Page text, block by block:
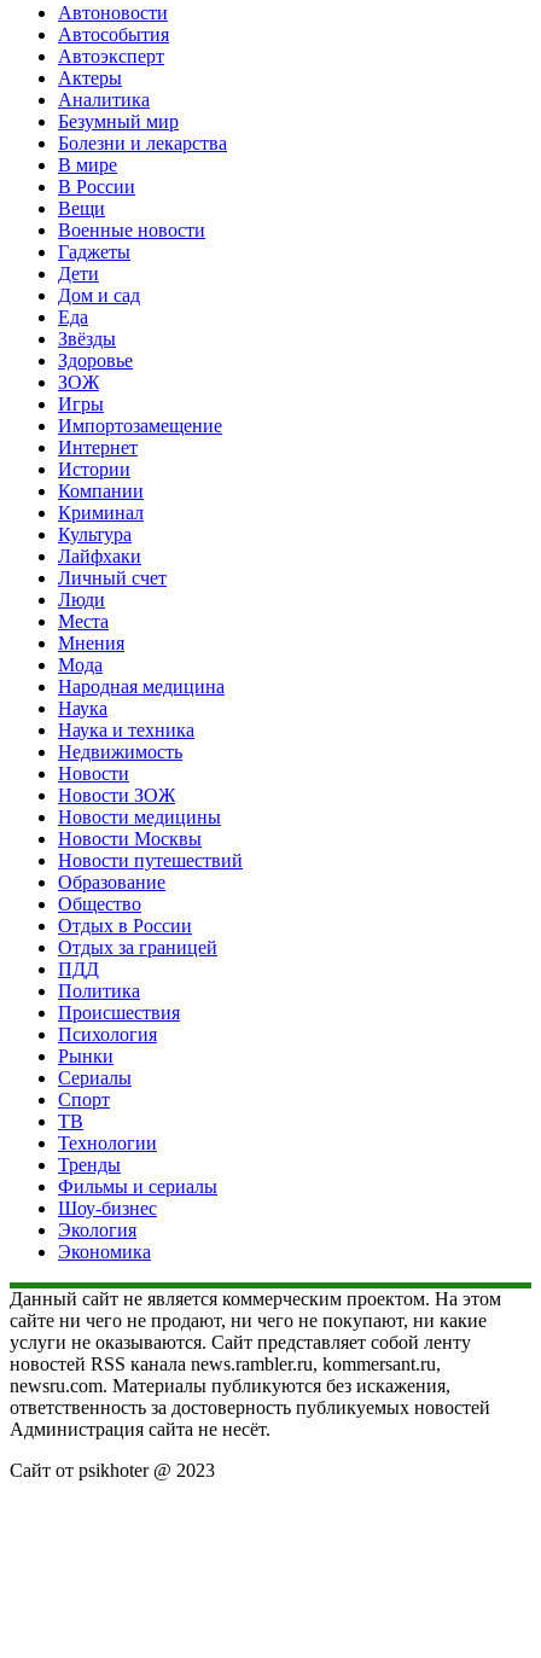
Автоновости
Автособытия
Автоэксперт
Актеры
Аналитика
Безумный мир
Болезни и лекарства
В мире
В России
Вещи
Военные новости
Гаджеты
Дети
Дом и сад
Еда
Звёзды
Здоровье
ЗОЖ
Игры
Импортозамещение
Интернет
Истории
Компании
Криминал
Культура
Лайфхаки
Личный счет
Люди
Места
Мнения
Мода
Народная медицина
Наука
Наука и техника
Недвижимость
Новости
Новости ЗОЖ
Новости медицины
Новости Москвы
Новости путешествий
Образование
Общество
Отдых в России
Отдых за границей
ПДД
Политика
Происшествия
Психология
Рынки
Сериалы
Спорт
ТВ
Технологии
Тренды
Фильмы и сериалы
Шоу-бизнес
Экология
Экономика
Данный сайт не является коммерческим проектом. На этом
сайте ни чего не продают, ни чего не покупают, ни какие
услуги не оказываются. Сайт представляет собой ленту
новостей RSS канала news.rambler.ru, kommersant.ru,
newsru.com. Материалы публикуются без искажения,
ответственность за достоверность публикуемых новостей
Администрация сайта не несёт.
Сайт от psikhoter @ 2023